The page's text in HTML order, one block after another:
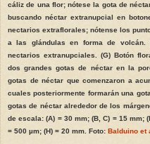
cáliz de una flor; nótese la gota de
buscando néctar extranupcial en
nectarios extraflorales; nótense los
a las glándulas en forma de volcán.
nectarios extranupciales. (G) Botón
dos grandes gotas de néctar en la
gotas de néctar que comenzaron a
cuales posteriormente formarán una
gotas de néctar alrededor de los
de escala: (A) = 30 mm; (B, C) = 15 mm;
= 500 µm; (H) = 20 mm. Foto: Balduino et